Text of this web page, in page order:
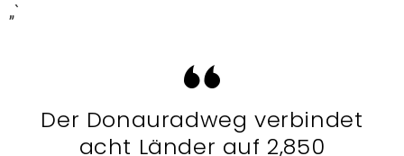
„`
Der Donauradweg verbindet
acht Länder auf 2,850